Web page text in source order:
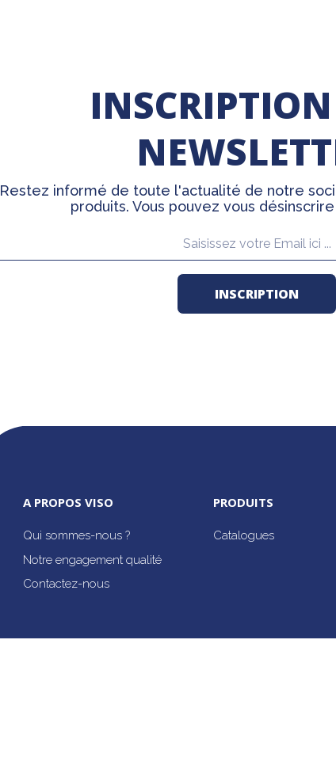
Restez informé de toute l'actualité de notre
produits. Vous pouvez vous
A PROPOS VISO
Qui sommes-nous ?
Notre engagement qualité
Contactez-nous
PRODUITS
Catalogues